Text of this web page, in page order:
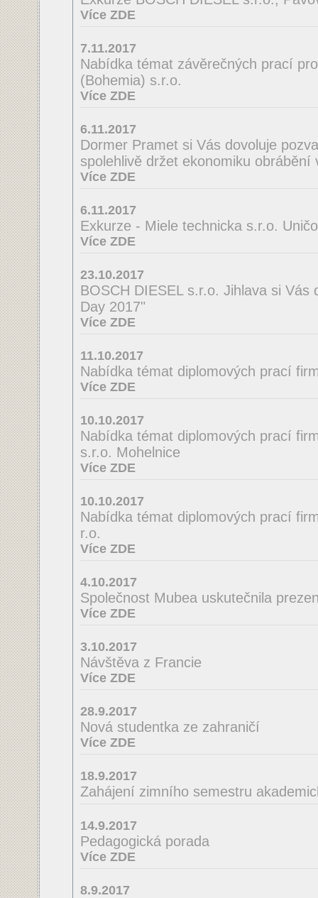
Více ZDE
7.11.2017
Nabídka témat závěrečných prací
(Bohemia) s.r.o.
Více ZDE
6.11.2017
Dormer Pramet si Vás dovoluje
spolehlivě držet ekonomiku obrábění
Více ZDE
6.11.2017
Exkurze - Miele technicka s.r.o.
Více ZDE
23.10.2017
BOSCH DIESEL s.r.o. Jihlava si Vás
Day 2017"
Více ZDE
11.10.2017
Nabídka témat diplomových prací
Více ZDE
10.10.2017
Nabídka témat diplomových prací
s.r.o. Mohelnice
Více ZDE
10.10.2017
Nabídka témat diplomových prací
r.o.
Více ZDE
4.10.2017
Společnost Mubea uskutečnila
Více ZDE
3.10.2017
Návštěva z Francie
Více ZDE
28.9.2017
Nová studentka ze zahraničí
Více ZDE
18.9.2017
Zahájení zimního semestru
14.9.2017
Pedagogická porada
Více ZDE
8.9.2017